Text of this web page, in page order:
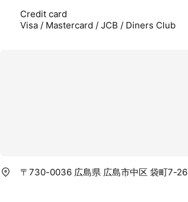
Credit card
Visa / Mastercard / JCB / Diners Club
〒730-0036 広島県 広島市中区 袋町7-26